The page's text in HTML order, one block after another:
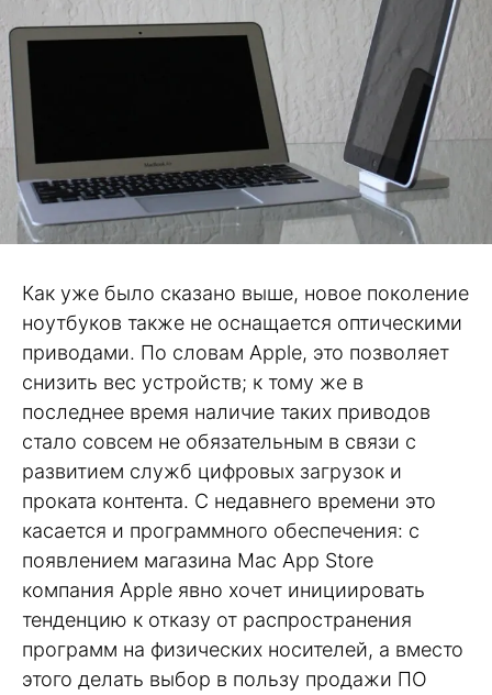
Как уже было сказано выше, новое поколение
ноутбуков также не оснащается оптическими
приводами. По словам Apple, это позволяет
снизить вес устройств; к тому же в
последнее время наличие таких приводов
стало совсем не обязательным в связи с
развитием служб цифровых загрузок и
проката контента. С недавнего времени это
касается и программного обеспечения: с
появлением магазина Mac App Store
компания Apple явно хочет инициировать
тенденцию к отказу от распространения
программ на физических носителей, а вместо
этого делать выбор в пользу продажи ПО